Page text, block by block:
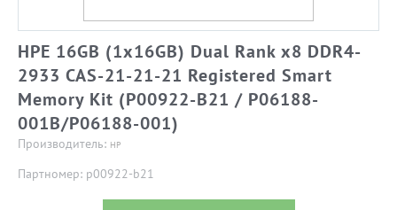
HPE 16GB (1x16GB) Dual Rank x8 DDR4-
2933 CAS-21-21-21 Registered Smart
Memory Kit (P00922-B21 / P06188-
001B/P06188-001)
Производитель: HP
Партномер: p00922-b21